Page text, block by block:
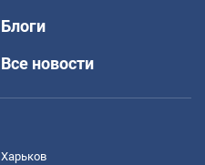
Блоги
Все новости
Харьков